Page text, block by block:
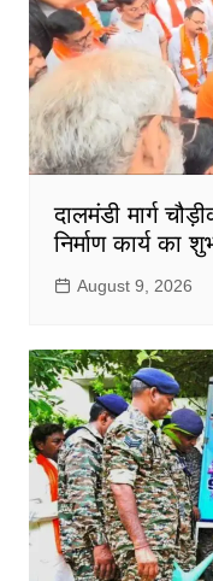
दालमंडी मार्ग
निर्माण कार्य का
August 9, 2026